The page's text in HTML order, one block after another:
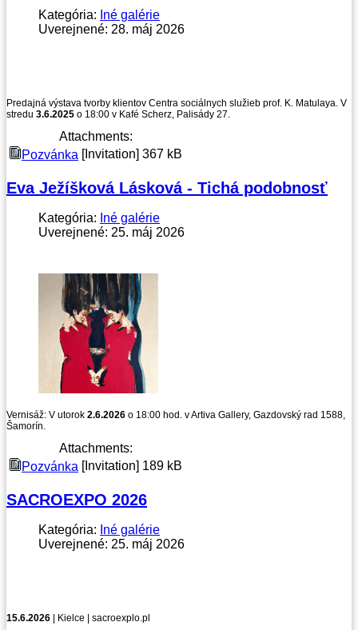
Kategória: Iné galérie
Uverejnené: 28. máj 2026
Predajná výstava tvorby klientov Centra sociálnych služieb prof. K. Matulaya. V
stredu 3.6.2025 o 18:00 v Kafé Scherz, Palisády 27.
Attachments:
Pozvánka [Invitation] 367 kB
Eva Ježíšková Lásková - Tichá podobnosť
Kategória: Iné galérie
Uverejnené: 25. máj 2026
Vernisáž: V utorok 2.6.2026 o 18:00 hod. v Artiva Gallery, Gazdovský rad 1588,
Šamorín.
Attachments:
Pozvánka [Invitation] 189 kB
SACROEXPO 2026
Kategória: Iné galérie
Uverejnené: 25. máj 2026
15.6.2026 | Kielce | sacroexplo.pl